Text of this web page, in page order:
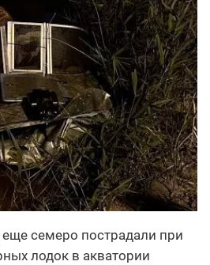
семеро пострадали при
лодок в акватории